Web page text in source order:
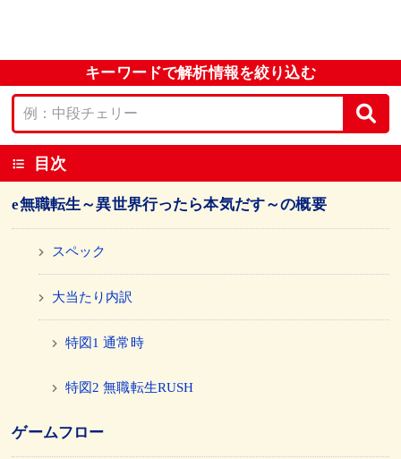
キーワードで解析情報を絞り込む
目次
e無職転生～異世界行ったら本気だす～の概要
スペック
大当たり内訳
特図1 通常時
特図2 無職転生RUSH
ゲームフロー